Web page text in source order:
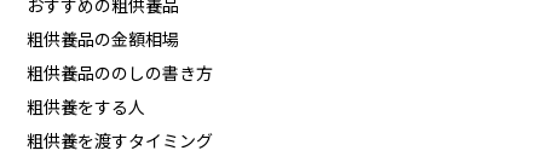
おすすめの粗供養品
粗供養品の金額相場
粗供養品ののしの書き方
粗供養をする人
粗供養を渡すタイミング